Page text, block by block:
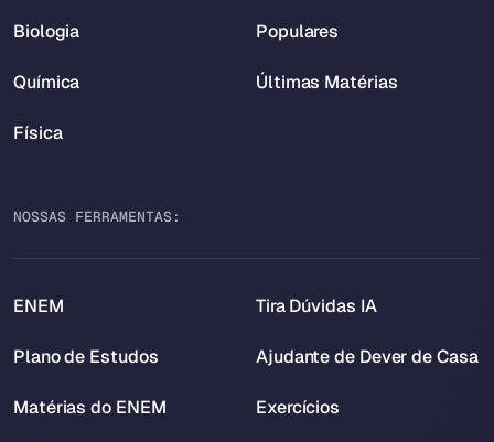
Biologia
Química
Física
Populares
Últimas Matérias
NOSSAS FERRAMENTAS:
ENEM
Plano de Estudos
Matérias do ENEM
Tira Dúvidas IA
Ajudante de Dever de Casa
Exercícios